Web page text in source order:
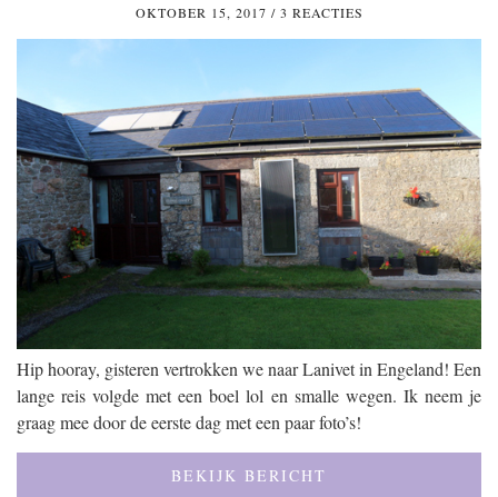
OKTOBER 15, 2017 / 3 REACTIES
Hip hooray, gisteren vertrokken we naar Lanivet in Engeland! Een
lange reis volgde met een boel lol en smalle wegen. Ik neem je
graag mee door de eerste dag met een paar foto’s!
BEKIJK BERICHT